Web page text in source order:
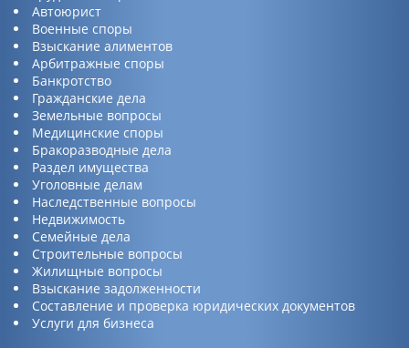
Автоюрист
Военные споры
Взыскание алиментов
Арбитражные споры
Банкротство
Гражданские дела
Земельные вопросы
Медицинские споры
Бракоразводные дела
Раздел имущества
Уголовные делам
Наследственные вопросы
Недвижимость
Семейные дела
Строительные вопросы
Жилищные вопросы
Взыскание задолженности
Составление и проверка юридических документов
Услуги для бизнеса